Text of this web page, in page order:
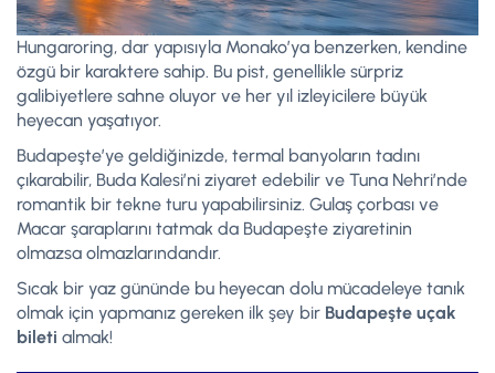
Hungaroring, dar yapısıyla Monako’ya benzerken, kendine
özgü bir karaktere sahip. Bu pist, genellikle sürpriz
galibiyetlere sahne oluyor ve her yıl izleyicilere büyük
heyecan yaşatıyor.
Budapeşte’ye geldiğinizde, termal banyoların tadını
çıkarabilir, Buda Kalesi’ni ziyaret edebilir ve Tuna Nehri’nde
romantik bir tekne turu yapabilirsiniz. Gulaş çorbası ve
Macar şaraplarını tatmak da Budapeşte ziyaretinin
olmazsa olmazlarındandır.
Sıcak bir yaz gününde bu heyecan dolu mücadeleye tanık
olmak için yapmanız gereken ilk şey bir Budapeşte uçak
bileti almak!